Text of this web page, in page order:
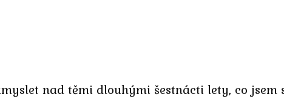
nad těmi dlouhými šestnácti lety, co